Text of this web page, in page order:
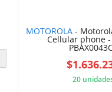
MOTOROLA -
Cellular phone -
20